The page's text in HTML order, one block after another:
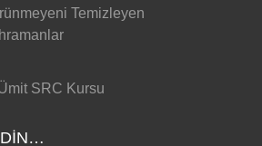
Temizleyen
SRC Kursu